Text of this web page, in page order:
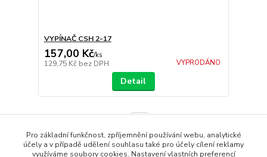
VYPÍNAČ CSH 2-17
157,00 Kč/ks
129,75 Kč bez DPH VYPRODÁNO
Detail
Pro základní funkčnost, zpříjemnění používání webu, analytické
účely a v případě udělení souhlasu také pro účely cílení reklamy
využíváme soubory cookies. Nastavení vlastních preferencí